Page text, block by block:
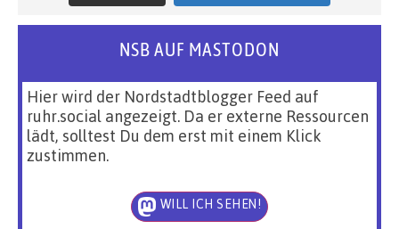
NSB AUF MASTODON
Hier wird der Nordstadtblogger Feed auf
ruhr.social angezeigt. Da er externe Ressourcen
lädt, solltest Du dem erst mit einem Klick
zustimmen.
WILL ICH SEHEN!